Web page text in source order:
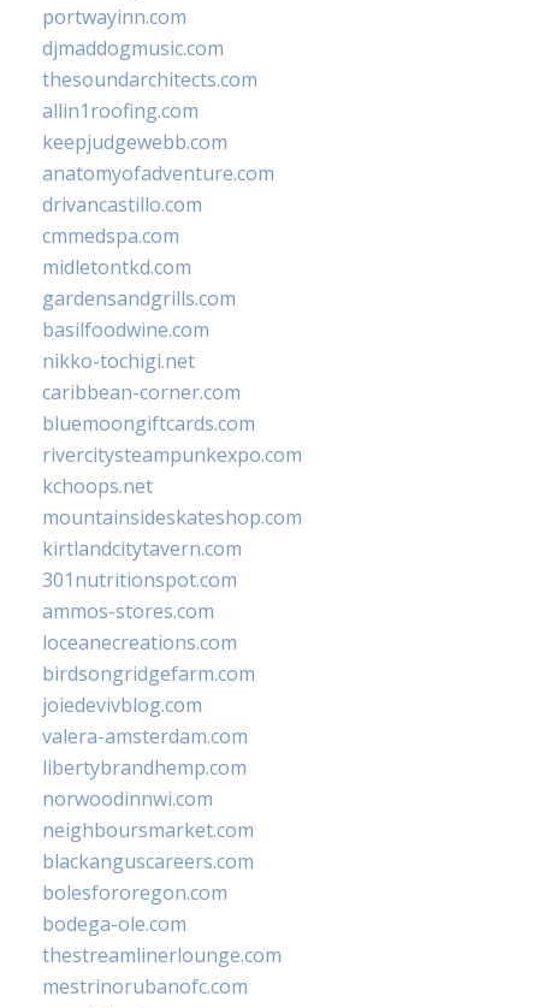
portwayinn.com
djmaddogmusic.com
thesoundarchitects.com
allin1roofing.com
keepjudgewebb.com
anatomyofadventure.com
drivancastillo.com
cmmedspa.com
midletontkd.com
gardensandgrills.com
basilfoodwine.com
nikko-tochigi.net
caribbean-corner.com
bluemoongiftcards.com
rivercitysteampunkexpo.com
kchoops.net
mountainsideskateshop.com
kirtlandcitytavern.com
301nutritionspot.com
ammos-stores.com
loceanecreations.com
birdsongridgefarm.com
joiedevivblog.com
valera-amsterdam.com
libertybrandhemp.com
norwoodinnwi.com
neighboursmarket.com
blackanguscareers.com
bolesfororegon.com
bodega-ole.com
thestreamlinerlounge.com
mestrinorubanofc.com